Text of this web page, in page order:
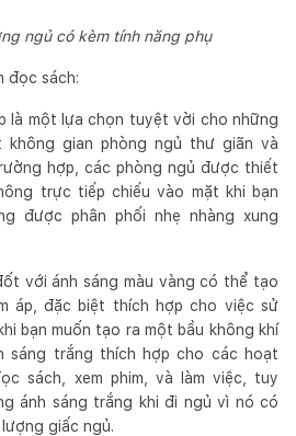
ngủ có kèm tính năng phụ
đọc sách:
là một lựa chọn tuyệt vời cho những
gian phòng ngủ thư giãn và
hợp, các phòng ngủ được thiết
trực tiếp chiếu vào mặt khi bạn
được phân phối nhẹ nhàng xung
với ánh sáng màu vàng có thể tạo
áp, đặc biệt thích hợp cho việc sử
bạn muốn tạo ra một bầu không khí
sáng trắng thích hợp cho các hoạt
sách, xem phim, và làm việc, tuy
ánh sáng trắng khi đi ngủ vì nó có
giấc ngủ.